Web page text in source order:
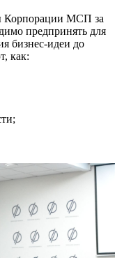
Корпорации МСП за
предпринять для
бизнес-идеи до
как: